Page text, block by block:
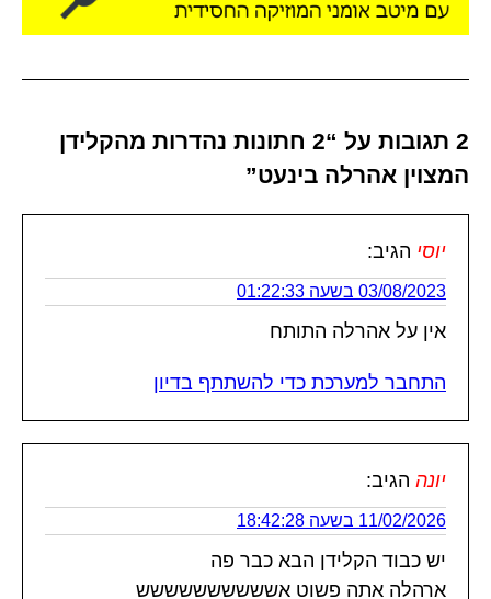
2 תגובות על “2 חתונות נהדרות מהקלידן
המצוין אהרלה בינעט”
יוסי הגיב:
03/08/2023 בשעה 01:22:33
אין על אהרלה התותח
התחבר למערכת כדי להשתתף בדיון
יונה הגיב:
11/02/2026 בשעה 18:42:28
יש כבוד הקלידן הבא כבר פה
ארהלה אתה פשוט אשששששששששש